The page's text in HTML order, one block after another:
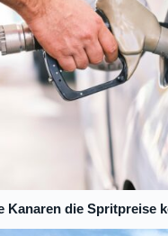
Kanaren die Spritpreise